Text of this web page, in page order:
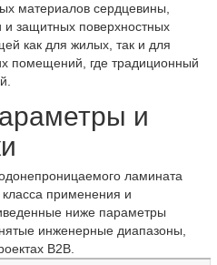
материалов сердцевины,
и защитных поверхностных
как для жилых, так и для
помещений, где традиционный
и
ламината
класса применения и
ниже параметры
инженерные диапазоны,
B2B.